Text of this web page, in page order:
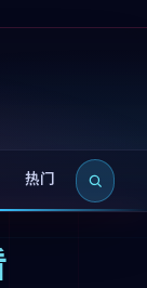
热门 新片